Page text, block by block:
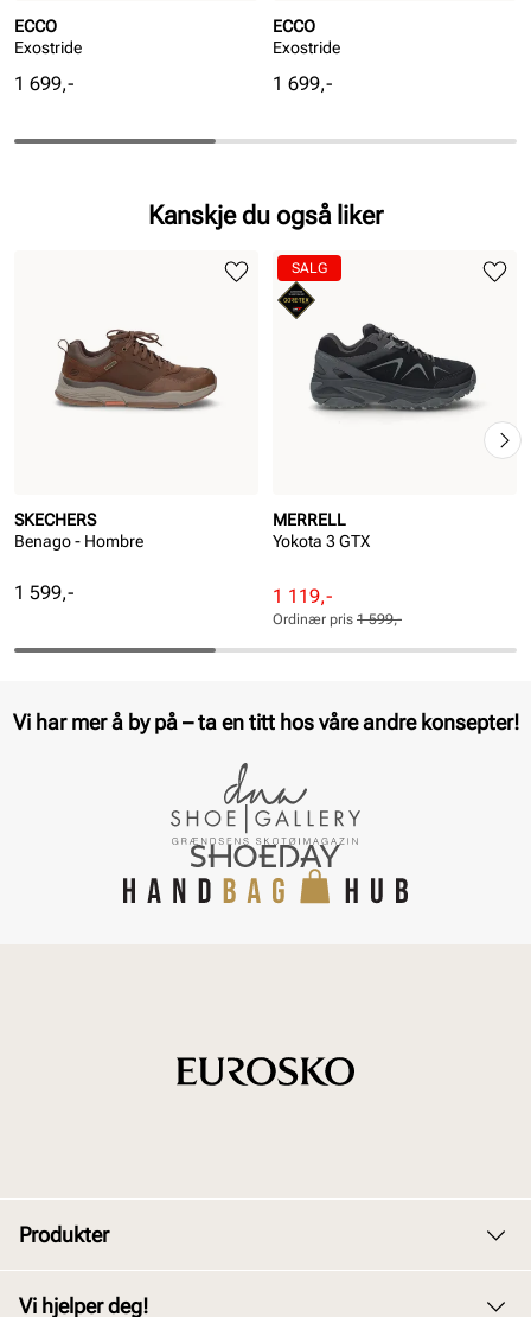
ECCO
Exostride
Pris
1 699,-
ECCO
Exostride
Pris
1 699,-
Kanskje du også liker
SKECHERS
Benago - Hombre
Pris
1 599,-
MERRELL
Yokota 3 GTX
Rabattert
pris
Pris
1 119,-
Ordinær
pris
Pris
Ordinær pris 1 599,-
SALG
Vi har mer å by på – ta en titt hos våre andre konsepter!
Produkter
Vi hjelper deg!